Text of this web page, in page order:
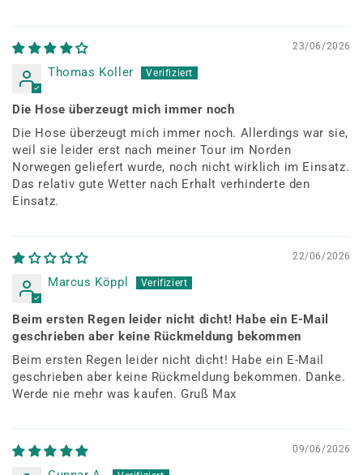
23/06/2026
Thomas Koller
Die Hose überzeugt mich immer noch
Die Hose überzeugt mich immer noch. Allerdings war sie,
weil sie leider erst nach meiner Tour im Norden
Norwegen geliefert wurde, noch nicht wirklich im Einsatz.
Das relativ gute Wetter nach Erhalt verhinderte den
Einsatz.
22/06/2026
Marcus Köppl
Beim ersten Regen leider nicht dicht! Habe ein E-Mail
geschrieben aber keine Rückmeldung bekommen
Beim ersten Regen leider nicht dicht! Habe ein E-Mail
geschrieben aber keine Rückmeldung bekommen. Danke.
Werde nie mehr was kaufen. Gruß Max
09/06/2026